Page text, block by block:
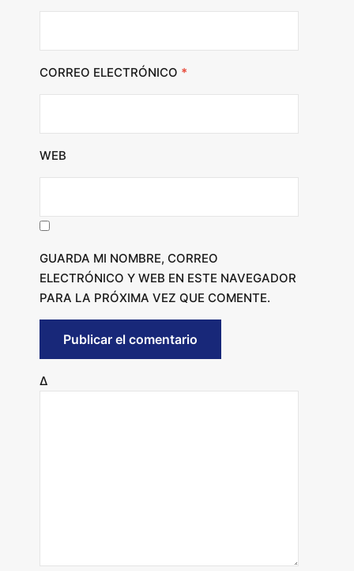
CORREO ELECTRÓNICO *
WEB
GUARDA MI NOMBRE, CORREO
ELECTRÓNICO Y WEB EN ESTE NAVEGADOR
PARA LA PRÓXIMA VEZ QUE COMENTE.
Δ